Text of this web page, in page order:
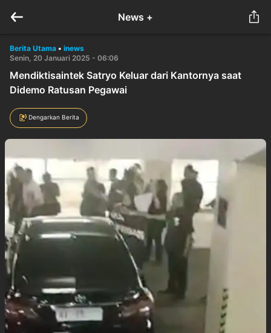
News +
Berita Utama • inews
Senin, 20 Januari 2025 - 06:06
Mendiktisaintek Satryo Keluar dari Kantornya saat
Didemo Ratusan Pegawai
Dengarkan Berita